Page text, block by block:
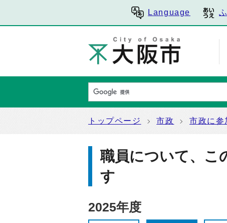
Language
トップページ 市政 市政に参
職員について、こ
す
2025年度